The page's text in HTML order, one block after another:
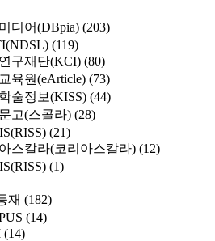
디어(DBpia) (203)
(119)
구재단(KCI) (80)
육원(eArticle) (73)
술정보(KISS) (44)
고(스콜라) (28)
(21)
스칼라(코리아스칼라) (12)
(1)
재 (182)
(14)
(14)